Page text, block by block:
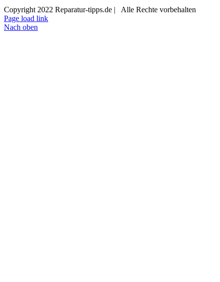
Copyright 2022 Reparatur-tipps.de | Alle Rechte vorbehalten
Page load link
Nach oben